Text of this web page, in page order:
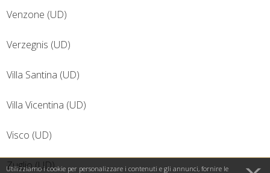
Venzone (UD)
Verzegnis (UD)
Villa Santina (UD)
Villa Vicentina (UD)
Visco (UD)
Zuglio (UD)
Utilizziamo i cookie per personalizzare i contenuti e gli annunci, fornire le